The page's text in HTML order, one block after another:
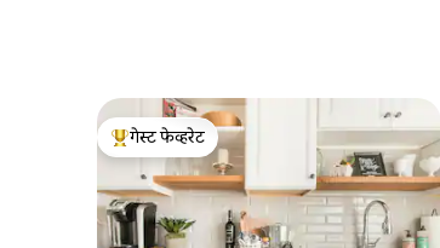
टॉप गेस्ट फेव्हरेट
गेस्ट फेव्हरेट